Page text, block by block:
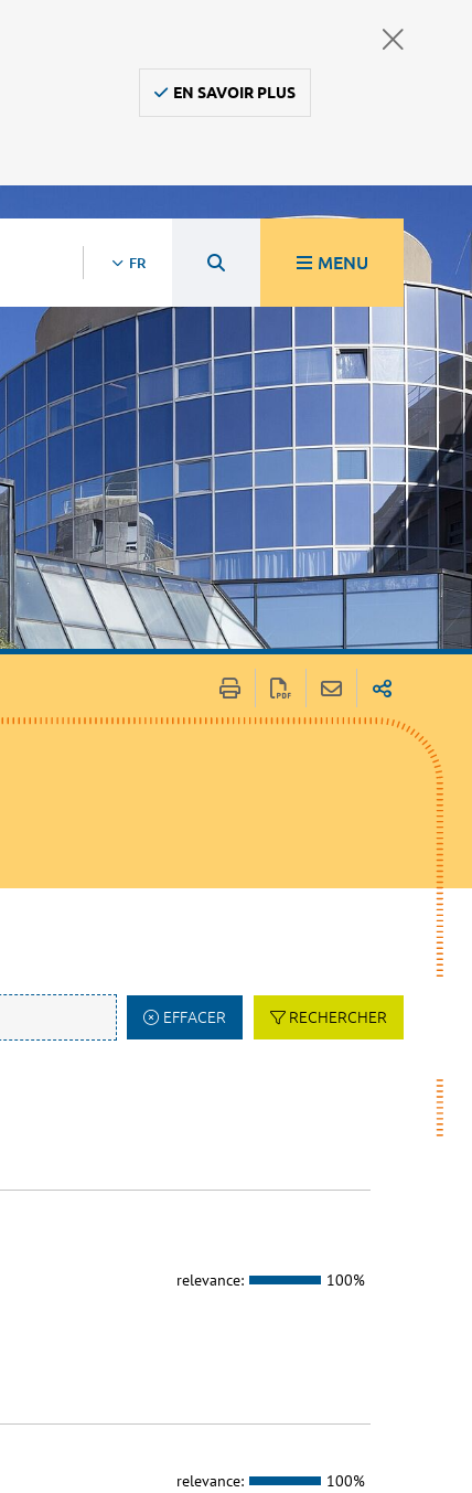
EN SAVOIR PLUS
FR MENU
EFFACER RECHERCHER
relevance: 100%
relevance: 100%